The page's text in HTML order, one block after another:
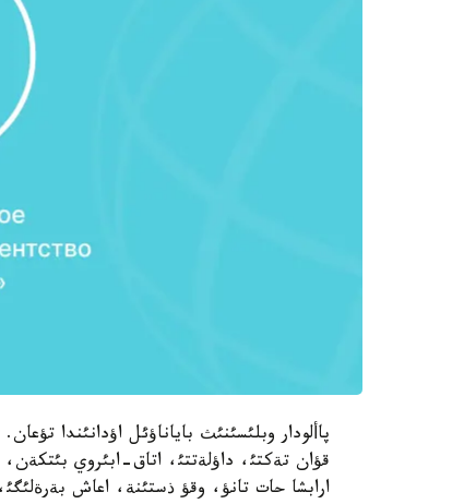
پاألودار وبلئسئنئث باياناؤئل اؤدانئندا
قؤان تةكتئ، داؤلةتتئ، اتاق-ابئروي